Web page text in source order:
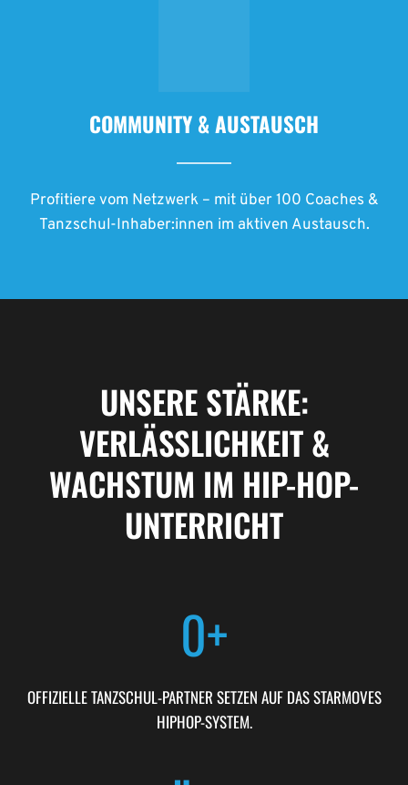
COMMUNITY & AUSTAUSCH
Profitiere vom Netzwerk – mit über 100 Coaches &
Tanzschul-Inhaber:innen im aktiven Austausch.
UNSERE STÄRKE:
VERLÄSSLICHKEIT &
WACHSTUM IM HIP-HOP-
UNTERRICHT
0+
OFFIZIELLE TANZSCHUL-PARTNER SETZEN AUF DAS STARMOVES
HIPHOP-SYSTEM.